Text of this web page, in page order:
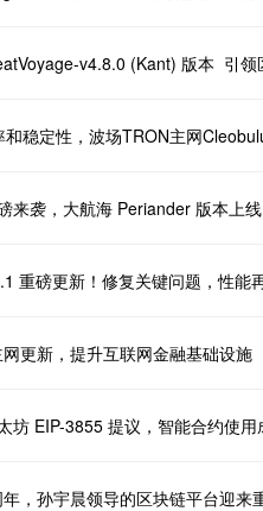
v4.8.0 (Kant) 版本 引领
稳定性，波场TRON主网
来袭，大航海 Periander 版本上线
重磅更新！修复关键问题，性能
更新，提升互联网金融基础设施
坊 EIP-3855 提议，智能合约使
，孙宇晨领导的区块链平台迎来